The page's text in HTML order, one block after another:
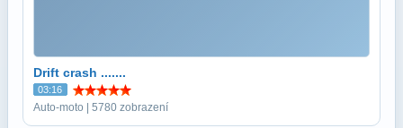
Drift crash .......
03:16
Auto-moto | 5780 zobrazení